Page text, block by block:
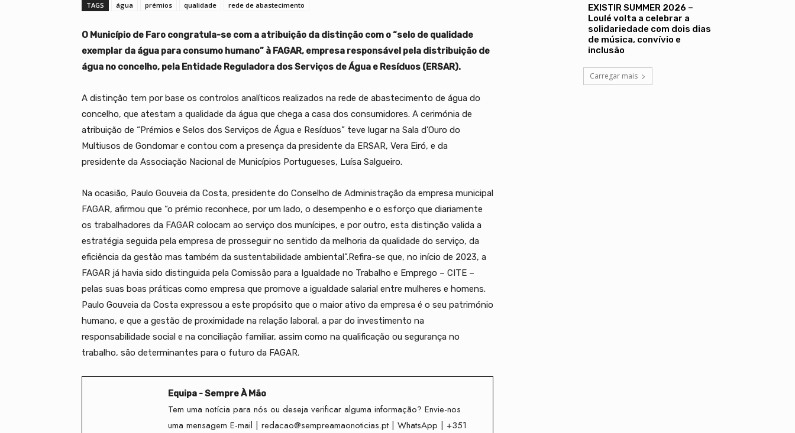
TAGS água prémios qualidade rede de abastecimento
O Município de Faro congratula-se com a atribuição da distinção com o “selo de qualidade
exemplar da água para consumo humano” à FAGAR, empresa responsável pela distribuição de
água no concelho, pela Entidade Reguladora dos Serviços de Água e Resíduos (ERSAR).
A distinção tem por base os controlos analíticos realizados na rede de abastecimento de água do
concelho, que atestam a qualidade da água que chega a casa dos consumidores. A cerimónia de
atribuição de “Prémios e Selos dos Serviços de Água e Resíduos” teve lugar na Sala d’Ouro do
Multiusos de Gondomar e contou com a presença da presidente da ERSAR, Vera Eiró, e da
presidente da Associação Nacional de Municípios Portugueses, Luísa Salgueiro.
Na ocasião, Paulo Gouveia da Costa, presidente do Conselho de Administração da empresa municipal
FAGAR, afirmou que “o prémio reconhece, por um lado, o desempenho e o esforço que diariamente
os trabalhadores da FAGAR colocam ao serviço dos munícipes, e por outro, esta distinção valida a
estratégia seguida pela empresa de prosseguir no sentido da melhoria da qualidade do serviço, da
eficiência da gestão mas também da sustentabilidade ambiental”.Refira-se que, no início de 2023, a
FAGAR já havia sido distinguida pela Comissão para a Igualdade no Trabalho e Emprego – CITE –
pelas suas boas práticas como empresa que promove a igualdade salarial entre mulheres e homens.
Paulo Gouveia da Costa expressou a este propósito que o maior ativo da empresa é o seu património
humano, e que a gestão de proximidade na relação laboral, a par do investimento na
responsabilidade social e na conciliação familiar, assim como na qualificação ou segurança no
trabalho, são determinantes para o futuro da FAGAR.
Equipa - Sempre À Mão
Tem uma notícia para nós ou deseja verificar alguma informação? Envie-nos
uma mensagem E-mail | redacao@sempreamaonoticias.pt | WhatsApp | +351
EXISTIR SUMMER 2026 –
Loulé volta a celebrar a
solidariedade com dois dias
de música, convívio e
inclusão
Carregar mais